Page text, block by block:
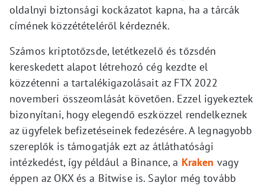
oldalnyi biztonsági kockázatot kapna, ha a tárcák
címének közzétételéről kérdeznék.
Számos kriptotőzsde, letétkezelő és tőzsdén
kereskedett alapot létrehozó cég kezdte el
közzétenni a tartalékigazolásait az FTX 2022
novemberi összeomlását követően. Ezzel igyekeztek
bizonyítani, hogy elegendő eszközzel rendelkeznek
az ügyfelek befizetéseinek fedezésére. A legnagyobb
szereplők is támogatják ezt az átláthatósági
intézkedést, így például a Binance, a Kraken vagy
éppen az OKX és a Bitwise is. Saylor még tovább